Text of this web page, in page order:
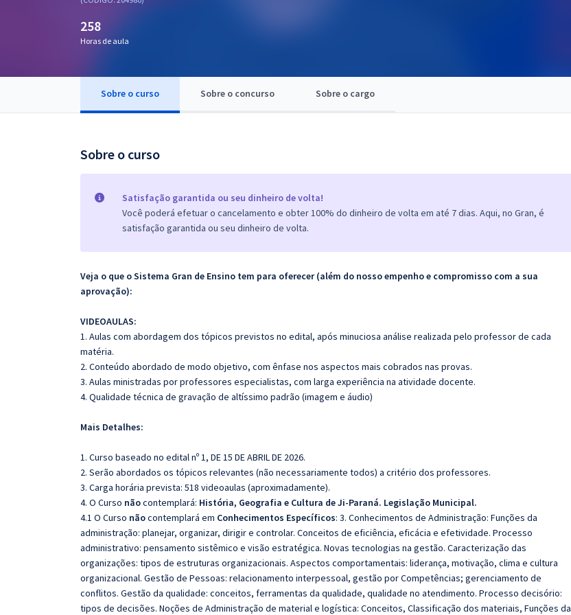
OAB
258
Horas de aula
Sobre o curso Sobre o concurso Sobre o cargo
Sobre o curso
Satisfação garantida ou seu dinheiro de volta!
Você poderá efetuar o cancelamento e obter 100% do dinheiro de volta em até 7 dias. Aqui, no Gran, é
satisfação garantida ou seu dinheiro de volta.
Veja o que o Sistema Gran de Ensino tem para oferecer (além do nosso empenho e compromisso com a sua
aprovação):
VIDEOAULAS:
1. Aulas com abordagem dos tópicos previstos no edital, após minuciosa análise realizada pelo professor de cada
matéria.
2. Conteúdo abordado de modo objetivo, com ênfase nos aspectos mais cobrados nas provas.
3. Aulas ministradas por professores especialistas, com larga experiência na atividade docente.
4. Qualidade técnica de gravação de altíssimo padrão (imagem e áudio)
Mais Detalhes:
1. Curso baseado no edital nº 1, DE 15 DE ABRIL DE 2026.
2. Serão abordados os tópicos relevantes (não necessariamente todos) a critério dos professores.
3. Carga horária prevista: 518 videoaulas (aproximadamente).
4. O Curso nãocontemplará: História, Geografia e Cultura de Ji-Paraná. Legislação Municipal.
4.1 O Curso nãocontemplará em Conhecimentos Específicos: 3. Conhecimentos de Administração: Funções da
administração: planejar, organizar, dirigir e controlar. Conceitos de eficiência, eficácia e efetividade. Processo
administrativo: pensamento sistêmico e visão estratégica. Novas tecnologias na gestão. Caracterização das
organizações: tipos de estruturas organizacionais. Aspectos comportamentais: liderança, motivação, clima e cultura
organizacional. Gestão de Pessoas: relacionamento interpessoal, gestão por Competências; gerenciamento de
conflitos. Gestão da qualidade: conceitos, ferramentas da qualidade, qualidade no atendimento. Processo decisório:
tipos de decisões. Noções de Administração de material e logística: Conceitos, Classificação dos materiais, Funções da